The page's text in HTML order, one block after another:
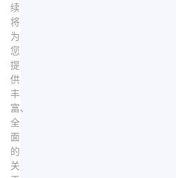
续
将
为
您
提
供
丰
富、
全
面
的
关